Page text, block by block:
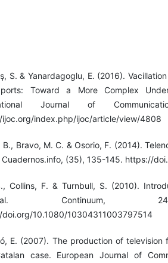
S. & Yanardagoglu, E. (2016).
Toward a More Complex
Journal of
index.php/ijoc/article/view/4808
B., Bravo, M. C. & Osorio, F. (2014).
Cuadernos.info, (35), 135-145. https://
Collins, F. & Turnbull, S. (2010).
Continuum,
10.1080/10304311003797514
E. (2007). The production of
case. European Journal of